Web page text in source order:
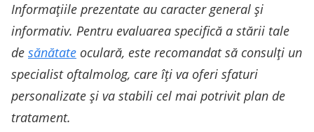
Informaţiile prezentate au caracter general şi
informativ. Pentru evaluarea specifică a stării tale
de sănătate oculară, este recomandat să consulţi un
specialist oftalmolog, care îţi va oferi sfaturi
personalizate şi va stabili cel mai potrivit plan de
tratament.